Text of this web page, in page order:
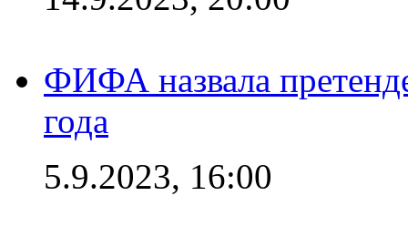
ФИФА назвала
года
5.9.2023, 16:00